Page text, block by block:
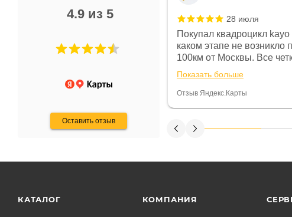
4.9 из 5
Оставить отзыв
Не понравились условия
и дают только на год)
28 июля
Покупал квадроцикл
каком этапе не возникло
100км от Москвы. Все
спидометре всегда был 0,
постоянно были на связи
Считаю, что это говорит о
Показать больше
Отзыв Яндекс.Карты
КАТАЛОГ КОМПАНИЯ